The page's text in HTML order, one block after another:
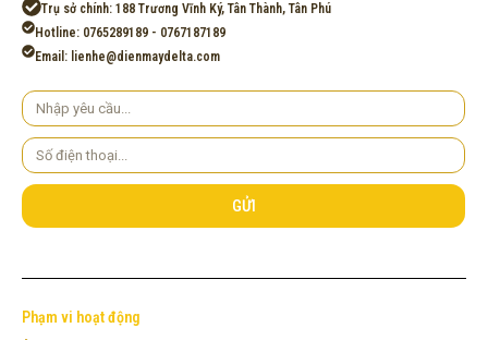
Trụ sở chính: 188 Trương Vĩnh Ký, Tân Thành, Tân Phú
Hotline: 0765289189 - 0767187189
Email: lienhe@dienmaydelta.com
Yêu
cầu
Số
điện
thoại
GỬI
Phạm vi hoạt động